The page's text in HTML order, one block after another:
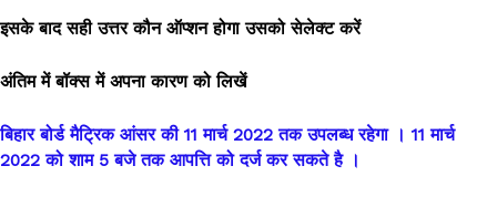
इसके बाद सही उत्तर कौन ऑप्शन होगा उसको सेलेक्ट करें
अंतिम में बॉक्स में अपना कारण को लिखें
बिहार बोर्ड मैट्रिक आंसर की 11 मार्च 2022 तक उपलब्ध रहेगा । 11 मार्च
2022 को शाम 5 बजे तक आपत्ति को दर्ज कर सकते है ।